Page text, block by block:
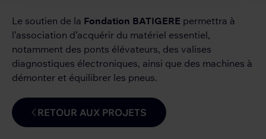
Le soutien de la Fondation BATIGERE permettra à
l’association d’acquérir du matériel essentiel,
notamment des ponts élévateurs, des valises
diagnostiques électroniques, ainsi que des machines à
démonter et équilibrer les pneus.
RETOUR AUX PROJETS